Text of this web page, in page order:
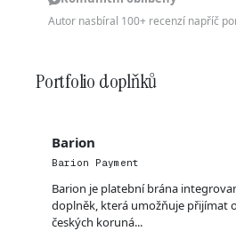
Autor nasbíral 100+ recenzí napříč
Portfolio doplňků
Barion
Barion Payment
Barion je platební brána
doplněk, která umožňuje přijímat
českých koruná...